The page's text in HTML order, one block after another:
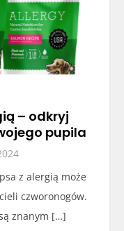
– odkryj
pupila
z alergią może
czworonogów.
znanym […]